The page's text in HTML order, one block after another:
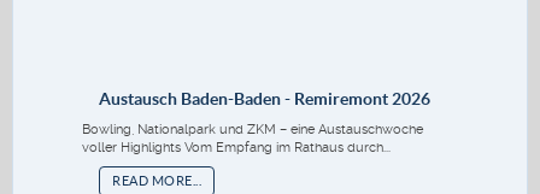
Austausch Baden-Baden - Remiremont 2026
Bowling, Nationalpark und ZKM – eine Austauschwoche
voller Highlights Vom Empfang im Rathaus durch...
READ MORE...